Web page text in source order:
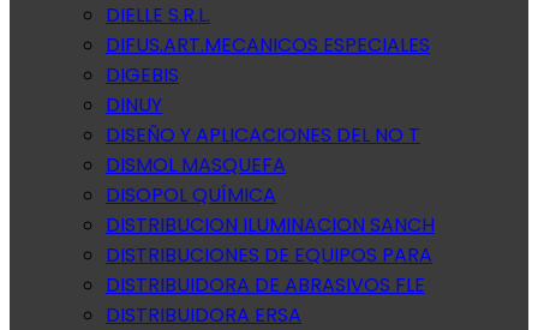
DIELLE S.R.L.
DIFUS.ART.MECANICOS ESPECIALES
DIGEBIS
DINUY
DISEÑO Y APLICACIONES DEL NO T
DISMOL MASQUEFA
DISOPOL QUÍMICA
DISTRIBUCION ILUMINACION SANCH
DISTRIBUCIONES DE EQUIPOS PARA
DISTRIBUIDORA DE ABRASIVOS FLE
DISTRIBUIDORA ERSA